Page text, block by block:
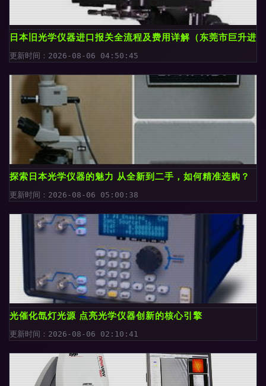
日本旧光学仪器进口报关全流程及费用详解（东莞市巨升进
更新时间：2026-08-06 04:50:45
探索日本光学仪器的魅力 从全新到二手，如何精准选购？
更新时间：2026-08-06 05:00:38
光催化氙灯光源 点亮光学仪器创新的核心引擎
更新时间：2026-08-06 02:10:41